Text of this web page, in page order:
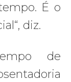
É o
diz.
de